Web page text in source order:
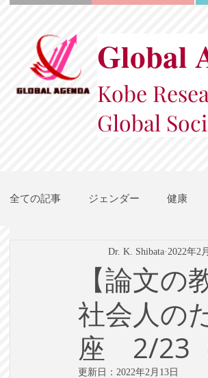
Global
Kobe
Global
全ての記事 ジェンダー 健康
地域都市政策 国
テクノロジー 政治
英語で学ぶ大人の社会科 ライ
【論文の
社会人の
座 2/23
Dr. K. Shibata 2022年2
更新日： 2022年2月13日